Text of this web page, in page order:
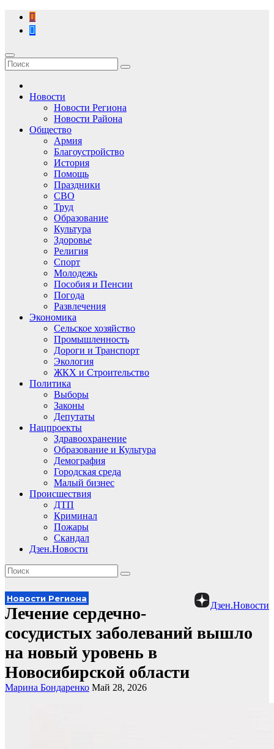
Перейти
содержимому
Новости
Новости Региона
Новости Района
Общество
Армия
Благоустройство
История
Помощь
Праздники
СВО
Труд
Образование
Культура
Здоровье
Религия
Спорт
Молодежь
Пособия и Пенсии
Погода
Развлечения
Экономика
Сельское хозяйство
Промышленность
Дороги и Транспорт
Экология
ЖКХ и Строительство
Политика
Выборы
Законы
Депутаты
Нацпроекты
Здравоохранение
Образование и Культура
Демография
Городская среда
Малый бизнес
Происшествия
ДТП
Криминал
Пожары
Скандал
Дзен.Новости
Дзен.Новости
Новости Региона
Лечение сердечно-
сосудистых заболеваний вышло
на новый уровень в
Новосибирской области
Марина Бондаренко Май 28, 2026